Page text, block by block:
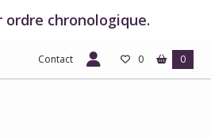
chronologique.
Contact 0 0